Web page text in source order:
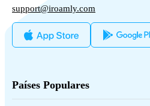
support@iroamly.com
Países Populares